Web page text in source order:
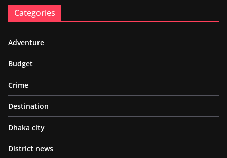
Categories
Adventure
Budget
Crime
Destination
Dhaka city
District news